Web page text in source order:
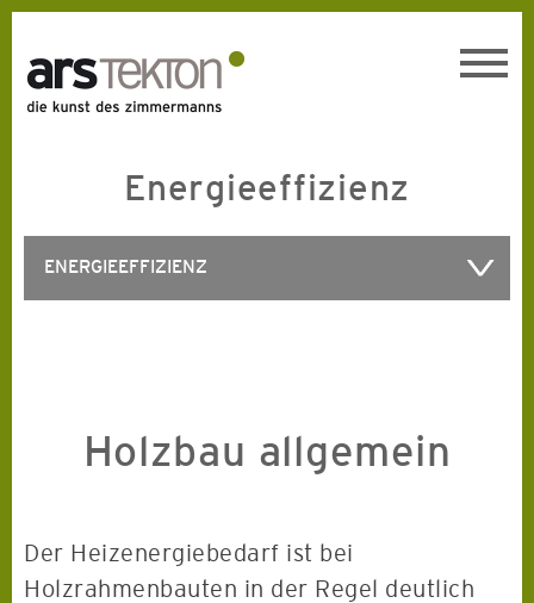
Energieeffizienz
ENERGIEEFFIZIENZ
Holzbau allgemein
Der Heizenergiebedarf ist bei
Holzrahmenbauten in der Regel deutlich